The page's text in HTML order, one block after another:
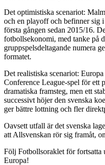
Det optimistiska scenariot:
och en playoff och befinner sig
första gången sedan 2015/16.
fotbollsekonomi, med tanke på
gruppspelsdeltagande numera
formatet.
Det realistiska scenariot:
Conference League-spel för ett
dramatiska framsteg, men ett
successivt höjer den svenska
ger bättre lottning och fler
Oavsett utfall är det svenska
att Allsvenskan rör sig framåt,
Följ Fotbollsoraklet för fortsatta
Europa!